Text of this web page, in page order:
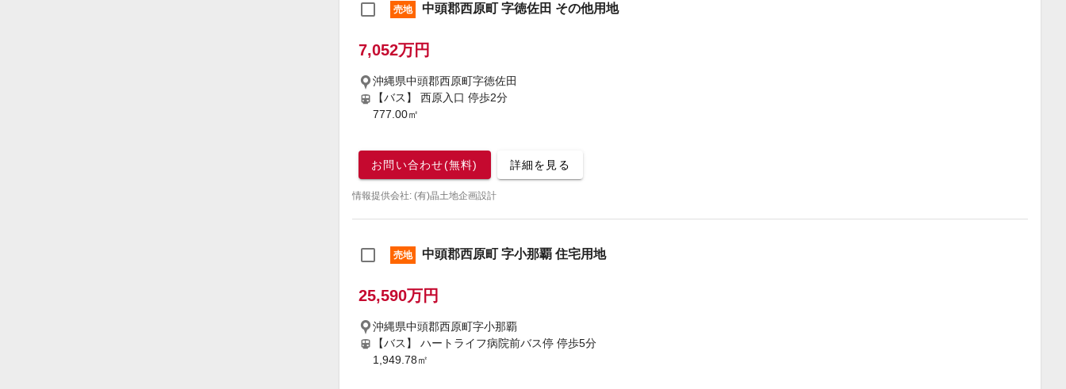
売地 中頭郡西原町 字徳佐田 その他用地
7,052万円
沖縄県中頭郡西原町字徳佐田
【バス】 西原入口 停歩2分
777.00㎡
お問い合わせ(無料) 詳細を見る
情報提供会社: (有)晶土地企画設計
売地 中頭郡西原町 字小那覇 住宅用地
25,590万円
沖縄県中頭郡西原町字小那覇
【バス】 ハートライフ病院前バス停 停歩5分
1,949.78㎡